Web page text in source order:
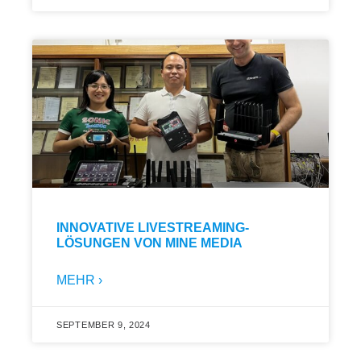
INNOVATIVE LIVESTREAMING-
LÖSUNGEN VON MINE MEDIA
MEHR ›
SEPTEMBER 9, 2024